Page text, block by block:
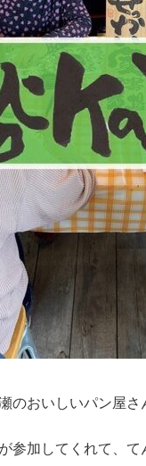
のおいしいパン屋さ
参加してくれて、て